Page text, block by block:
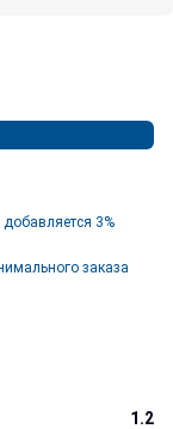
добавляется 3%
заказа
1.2